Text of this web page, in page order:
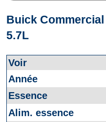
Buick
5.7L